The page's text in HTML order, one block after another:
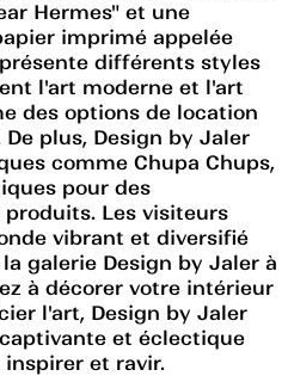
Hermes" et une
imprimé appelée
différents styles
l'art moderne et l'art
des options de location
plus, Design by Jaler
comme Chupa Chups,
pour des
Les visiteurs
vibrant et diversifié
galerie Design by Jaler à
à décorer votre intérieur
l'art, Design by Jaler
et éclectique
et ravir.